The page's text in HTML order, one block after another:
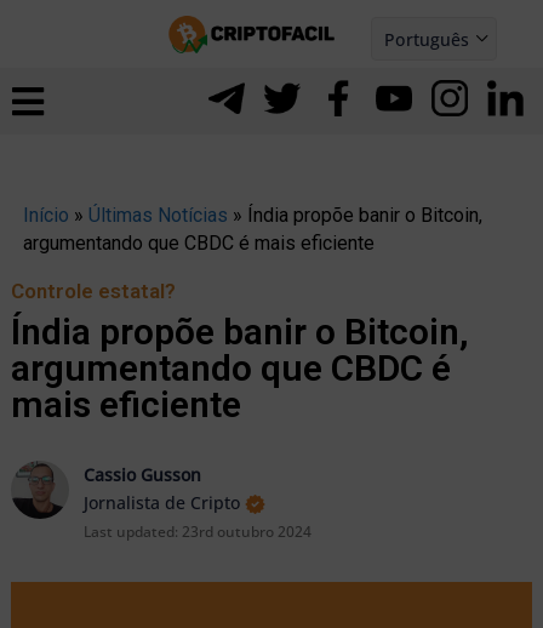
Português
Español
Início » Últimas Notícias » Índia propõe banir o Bitcoin,
argumentando que CBDC é mais eficiente
Controle estatal?
Índia propõe banir o Bitcoin,
argumentando que CBDC é
mais eficiente
Cassio Gusson
Jornalista de Cripto
Last updated: 23rd outubro 2024